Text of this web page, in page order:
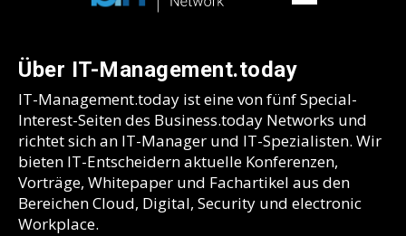
Über IT-Management.today
IT-Management.today ist eine von fünf Special-
Interest-Seiten des Business.today Networks und
richtet sich an IT-Manager und IT-Spezialisten. Wir
bieten IT-Entscheidern aktuelle Konferenzen,
Vorträge, Whitepaper und Fachartikel aus den
Bereichen Cloud, Digital, Security und electronic
Workplace.